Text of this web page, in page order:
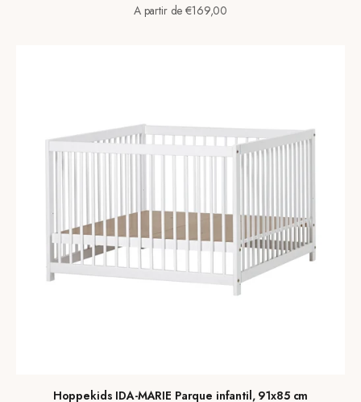
Preço de venda
A partir de €169,00
Hoppekids IDA-MARIE Parque infantil, 91x85 cm